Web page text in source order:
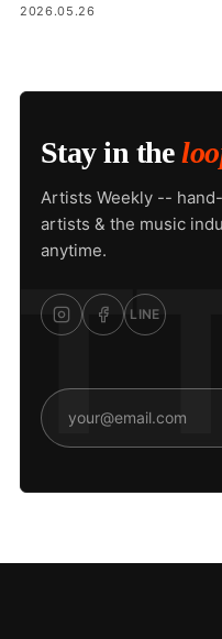
2026.05.26
Stay in the
Artists Weekly --
artists & the music
anytime.
LINE